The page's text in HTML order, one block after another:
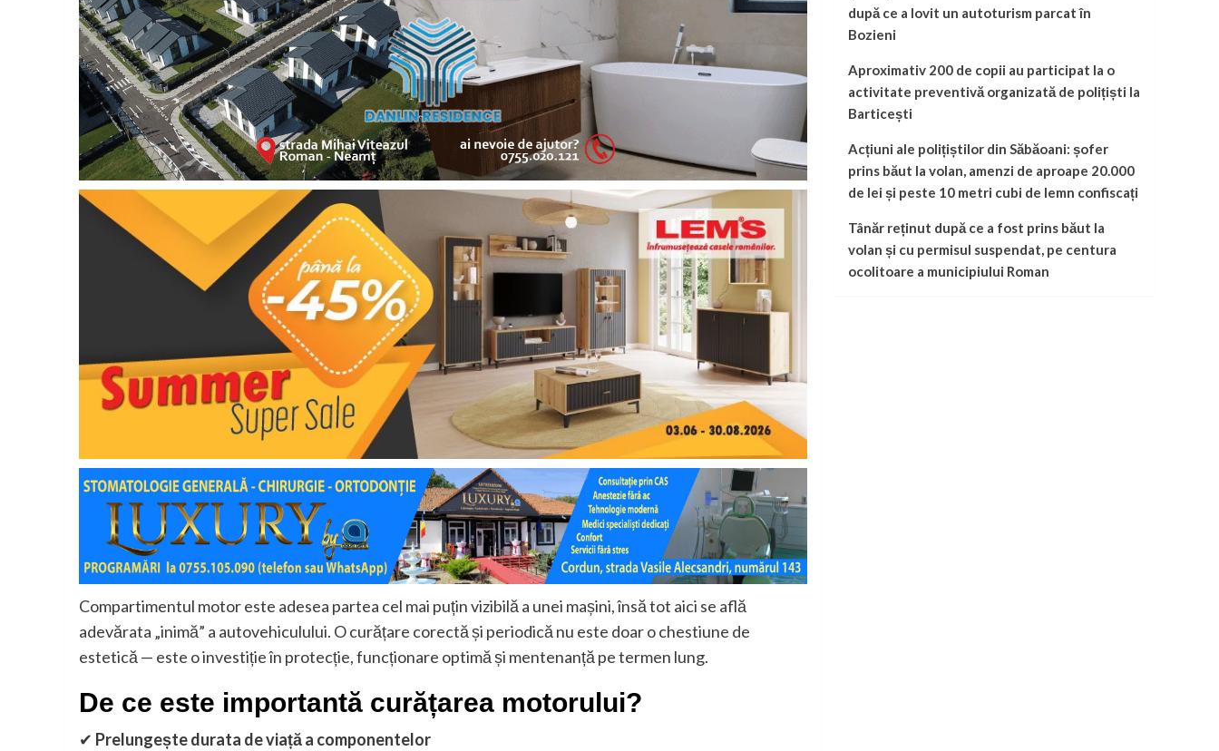
Compartimentul motor este adesea partea cel mai puțin vizibilă a unei mașini, însă tot aici se află
adevărata „inimă” a autovehiculului. O curățare corectă și periodică nu este doar o chestiune de
estetică — este o investiție în protecție, funcționare optimă și mentenanță pe termen lung.
De ce este importantă curățarea motorului?
✔ Prelungește durata de viață a componentelor
după ce a lovit un autoturism parcat în
Bozieni
Aproximativ 200 de copii au participat la o
activitate preventivă organizată de polițiști la
Barticești
Acțiuni ale polițiștilor din Săbăoani: șofer
prins băut la volan, amenzi de aproape 20.000
de lei și peste 10 metri cubi de lemn confiscați
Tânăr reținut după ce a fost prins băut la
volan și cu permisul suspendat, pe centura
ocolitoare a municipiului Roman